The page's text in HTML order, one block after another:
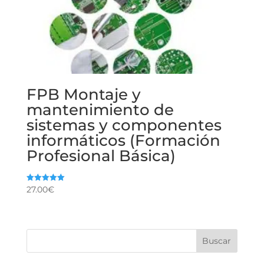
FPB Montaje y
mantenimiento de
sistemas y componentes
informáticos (Formación
Profesional Básica)
Valorado
con
27.00€